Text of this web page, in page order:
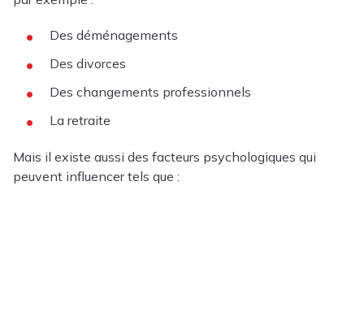
Des déménagements
Des divorces
Des changements professionnels
La retraite
Mais il existe aussi des facteurs psychologiques qui
peuvent influencer tels que :